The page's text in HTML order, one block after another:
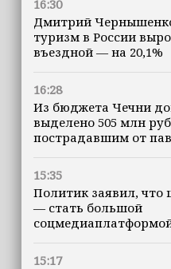
16:30
Дмитрий
туризм в России
въездной — на 20,1%
16:28
Из бюджета Чечни
выделено 505 млн
пострадавшим от
15:35
Политик заявил, что
— стать большой
15:17